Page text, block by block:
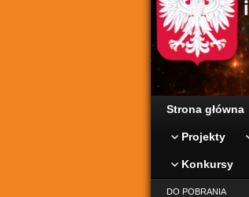
Strona główna
Projekty
Konkursy
DO POBRANIA